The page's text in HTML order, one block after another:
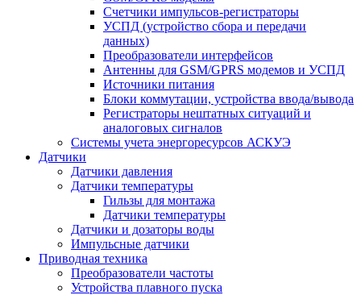
Счетчики импульсов-регистраторы
УСПД (устройство сбора и передачи
данных)
Преобразователи интерфейсов
Антенны для GSM/GPRS модемов и УСПД
Источники питания
Блоки коммутации, устройства ввода/вывода
Регистраторы нештатных ситуаций и
аналоговых сигналов
Системы учета энергоресурсов АСКУЭ
Датчики
Датчики давления
Датчики температуры
Гильзы для монтажа
Датчики температуры
Датчики и дозаторы воды
Импульсные датчики
Приводная техника
Преобразователи частоты
Устройства плавного пуска